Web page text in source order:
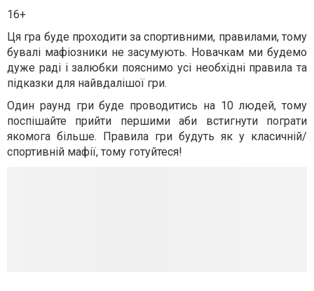
16+
Ця гра буде проходити за спортивними, правилами, тому
бувалі мафіозники не засумують. Новачкам ми будемо
дуже раді і залюбки пояснимо усі необхідні правила та
підказки для найвдалішої гри.
Один раунд гри буде проводитись на 10 людей, тому
поспішайте прийти першими аби встигнути пограти
якомога більше. Правила гри будуть як у класичній/
спортивній мафії, тому готуйтеся!